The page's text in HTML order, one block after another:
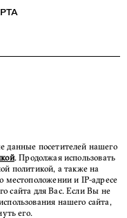
посетителей нашего
. Продолжая использовать
политикой, а также на
местоположении и IP-адресе
сайта для Вас. Если Вы не
нашего сайта,
его.